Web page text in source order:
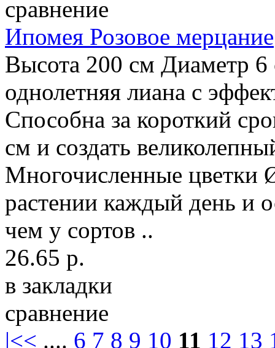
сравнение
Ипомея Розовое мерцание
Высота 200 см Диаметр
однолетняя лиана с
Способна за короткий
см и создать
Многочисленные цветки
растении каждый день и
чем у сортов ..
26.65 р.
в закладки
сравнение
|<< .... 6 7 8 9 10 11 12 13